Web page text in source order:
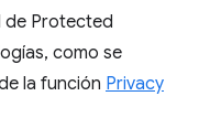
de Protected
como se
la función Privacy